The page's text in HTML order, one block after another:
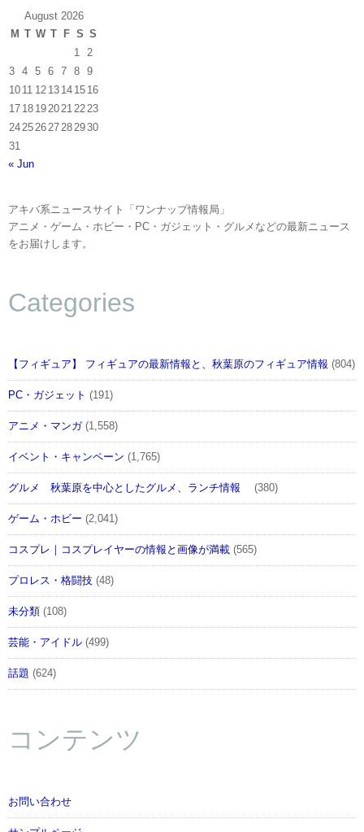
August 2026
M T W T F S S
1
2
3
4 5 6 7 8
9
10 11 12 13 14 15 16
17 18 19 20 21 22 23
24 25 26 27 28 2930
31
« Jun
アキバ系ニュースサイト「ワンナップ情報局」
アニメ・ゲーム・ホビー・PC・ガジェット・グルメなどの最新ニュース
をお届けします。
Categories
【フィギュア】 フィギュアの最新情報と、秋葉原のフィギュア情報 (804)
PC・ガジェット (191)
アニメ・マンガ(1,558)
イベント・キャンペーン (1,765)
グルメ 秋葉原を中心としたグルメ、ランチ情報 (380)
ゲーム・ホビー (2,041)
コスプレ｜コスプレイヤーの情報と画像が満載 (565)
プロレス・格闘技 (48)
未分類 (108)
芸能・アイドル (499)
話題 (624)
コンテンツ
お問い合わせ